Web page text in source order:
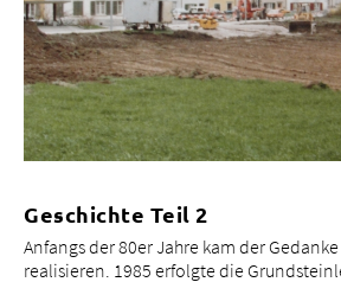
Geschichte Teil 2
Anfangs der 80er Jahre kam der
realisieren. 1985 erfolgte die